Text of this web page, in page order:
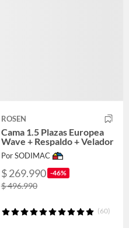
ROSEN
Cama 1.5 Plazas Europea
Wave + Respaldo + Velador
Por SODIMAC
$ 269.990 -46%
$ 496.990
(60)